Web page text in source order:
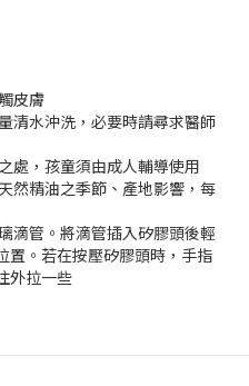
皮膚
清水沖洗，必要時請尋求醫師
處，孩童須由成人輔導使用
然精油之季節、產地影響，每
滴管。將滴管插入矽膠頭後輕
置。若在按壓矽膠頭時，手指
外拉一些